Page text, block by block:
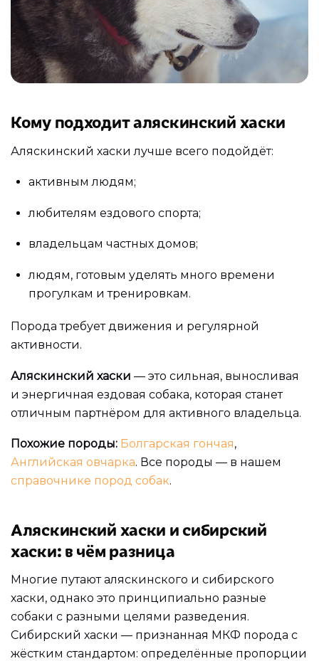
Кому подходит аляскинский хаски
Аляскинский хаски лучше всего подойдёт:
активным людям;
любителям ездового спорта;
владельцам частных домов;
людям, готовым уделять много времени
прогулкам и тренировкам.
Порода требует движения и регулярной
активности.
Аляскинский хаски — это сильная, выносливая
и энергичная ездовая собака, которая станет
отличным партнёром для активного владельца.
Похожие породы: Болгарская гончая,
Английская овчарка. Все породы — в нашем
справочнике пород собак.
Аляскинский хаски и сибирский
хаски: в чём разница
Многие путают аляскинского и сибирского
хаски, однако это принципиально разные
собаки с разными целями разведения.
Сибирский хаски — признанная МКФ порода с
жёстким стандартом: определённые пропорции